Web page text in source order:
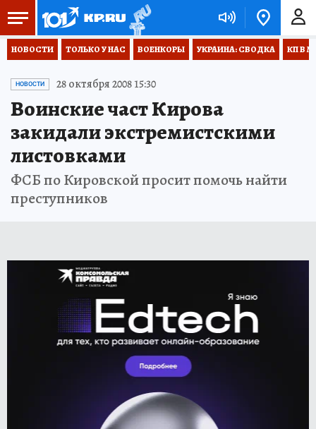
НОВОСТИ ТОЛЬКО У НАС ВОЕНКОРЫ УКРАИНА: СВОДКА КП В
НОВОСТИ 28 октября 2008 15:30
Воинские част Кирова
закидали экстремистскими
листовками
ФСБ по Кировской просит помочь найти
преступников